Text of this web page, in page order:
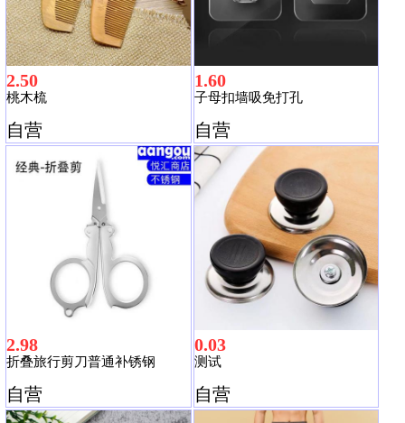
2.50
桃木梳
自营
1.60
子母扣墙吸免打孔
自营
2.98
折叠旅行剪刀普通补锈钢
自营
0.03
测试
自营